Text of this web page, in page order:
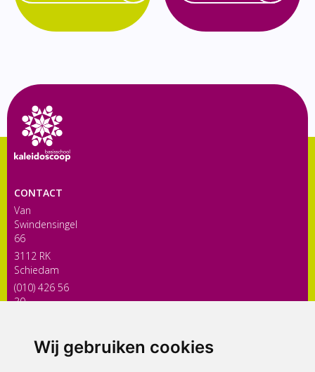
Wij gebruiken cookies
CONTACT
Van
Swindensingel
66
3112 RK
Schiedam
(010) 426 56
30
ONDERDEEL VAN